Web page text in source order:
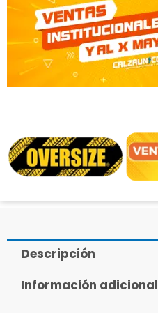
Descripción
Información adicional